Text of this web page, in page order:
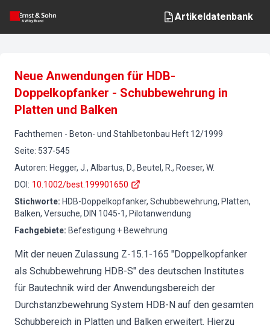
Artikeldatenbank
Neue Anwendungen für HDB-
Doppelkopfanker - Schubbewehrung in
Platten und Balken
Fachthemen - Beton- und Stahlbetonbau Heft 12/1999
Seite: 537-545
Autoren: Hegger, J., Albartus, D., Beutel, R., Roeser, W.
DOI : 10.1002/best.199901650
Stichworte: HDB-Doppelkopfanker, Schubbewehrung, Platten,
Balken, Versuche, DIN 1045-1, Pilotanwendung
Fachgebiete: Befestigung + Bewehrung
Mit der neuen Zulassung Z-15.1-165 "Doppelkopfanker
als Schubbewehrung HDB-S" des deutschen Institutes
für Bautechnik wird der Anwendungsbereich der
Durchstanzbewehrung System HDB-N auf den gesamten
Schubbereich in Platten und Balken erweitert. Hierzu